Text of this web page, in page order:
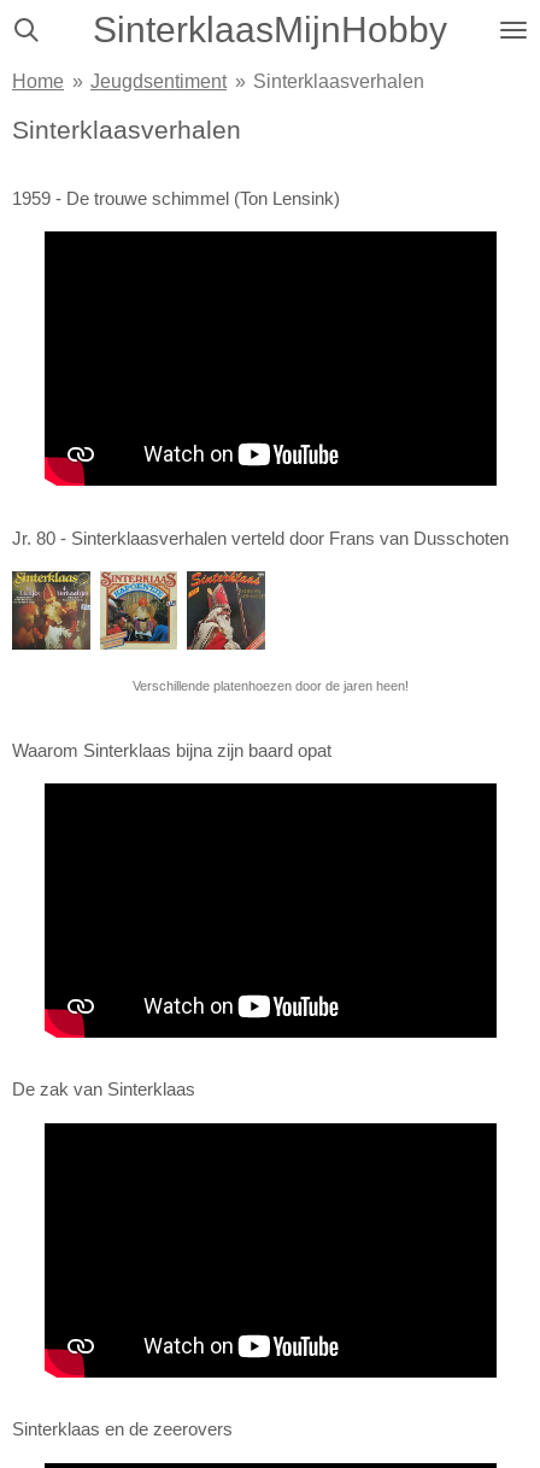
Ga
naar
hoofdinhoud
SinterklaasMijnHobby
Home » Jeugdsentiment » Sinterklaasverhalen
Sinterklaasverhalen
1959 - De trouwe schimmel (Ton Lensink)
Jr. 80 - Sinterklaasverhalen verteld door Frans van Dusschoten
Verschillende platenhoezen door de jaren heen!
Waarom Sinterklaas bijna zijn baard opat
De zak van Sinterklaas
Sinterklaas en de zeerovers